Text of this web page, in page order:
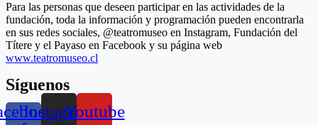
Para las personas que deseen participar en las actividades de la
fundación, toda la información y programación pueden encontrarla
en sus redes sociales, @teatromuseo en Instagram, Fundación del
Títere y el Payaso en Facebook y su página web
www.teatromuseo.cl
Síguenos
InstagramYoutube